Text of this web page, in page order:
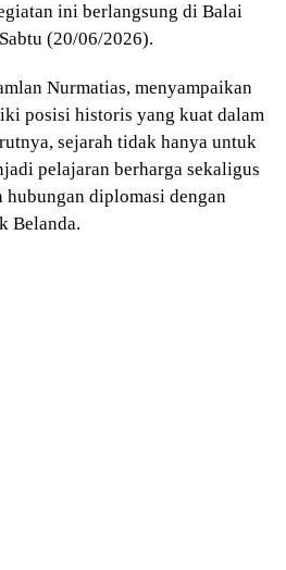
ini berlangsung di Balai
(20/06/2026).
Nurmatias, menyampaikan
posisi historis yang kuat dalam
sejarah tidak hanya untuk
pelajaran berharga sekaligus
hubungan diplomasi dengan
Belanda.